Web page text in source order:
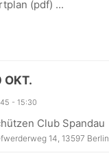
(pdf) ...
OKT.
- 15:30
Club Spandau
14, 13597 Berlin